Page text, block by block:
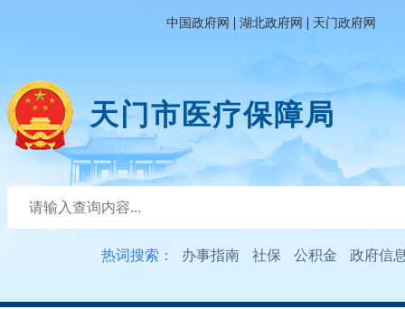
中国政府网 | 湖北政府网 | 天门政府网
天门市医疗保障局
热词搜索： 办事指南 社保 公积金 政府信